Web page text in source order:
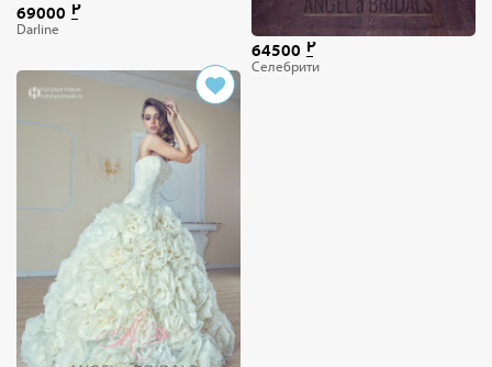
69000
Darline
64500
Селебрити